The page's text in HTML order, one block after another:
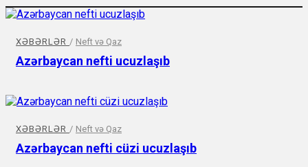
XƏBƏRLƏR / Neft və Qaz
Azərbaycan nefti ucuzlaşıb
XƏBƏRLƏR / Neft və Qaz
Azərbaycan nefti cüzi ucuzlaşıb